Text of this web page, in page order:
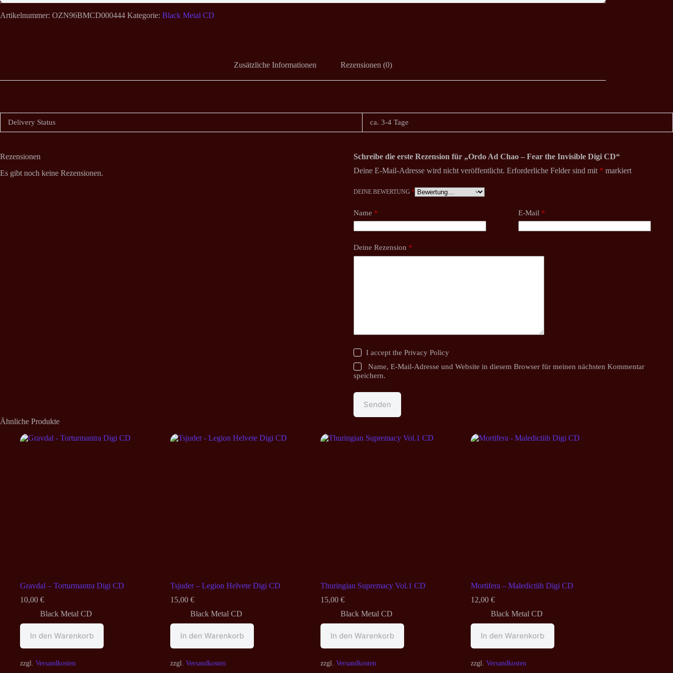
Artikelnummer: OZN96BMCD000444 Kategorie: Black Metal CD
Zusätzliche Informationen Rezensionen (0)
Delivery Status ca. 3-4 Tage
Rezensionen
Es gibt noch keine Rezensionen.
Schreibe die erste Rezension für „Ordo Ad Chao – Fear the Invisible Digi CD“
Deine E-Mail-Adresse wird nicht veröffentlicht. Erforderliche Felder sind mit * markiert
DEINE BEWERTUNG *
Name * E-Mail *
Deine Rezension *
I accept the Privacy Policy
Name, E-Mail-Adresse und Website in diesem Browser für meinen nächsten Kommentar
speichern.
Senden
Ähnliche Produkte
Gravdal – Torturmantra Digi CD
10,00 €
Black Metal CD
In den Warenkorb
zzgl. Versandkosten
Tsjuder – Legion Helvete Digi CD
15,00 €
Black Metal CD
In den Warenkorb
zzgl. Versandkosten
Thuringian Supremacy Vol.1 CD
15,00 €
Black Metal CD
In den Warenkorb
zzgl. Versandkosten
Mortifera – Maledictiih Digi CD
12,00 €
Black Metal CD
In den Warenkorb
zzgl. Versandkosten